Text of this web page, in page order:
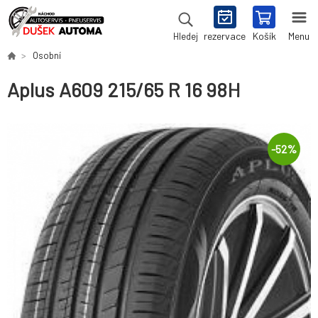
Hledej rezervace Košík Menu
Osobní
Aplus A609 215/65 R 16 98H
-52%